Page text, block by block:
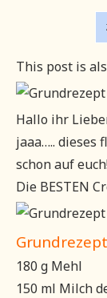
This post is
Hallo ihr
jaaa….. dieses
schon auf
Die BESTEN
180 g Mehl
150 ml Milch